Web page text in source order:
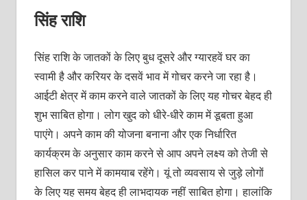
सिंह राशि
सिंह राशि के जातकों के लिए बुध दूसरे और ग्यारहवें घर का
स्वामी है और करियर के दसवें भाव में गोचर करने जा रहा है।
आईटी क्षेत्र में काम करने वाले जातकों के लिए यह गोचर बेहद ही
शुभ साबित होगा। लोग खुद को धीरे-धीरे काम में डूबता हुआ
पाएंगे। अपने काम की योजना बनाना और एक निर्धारित
कार्यक्रम के अनुसार काम करने से आप अपने लक्ष्य को तेजी से
हासिल कर पाने में कामयाब रहेंगे। यूं तो व्यवसाय से जुड़े लोगों
के लिए यह समय बेहद ही लाभदायक नहीं साबित होगा। हालांकि